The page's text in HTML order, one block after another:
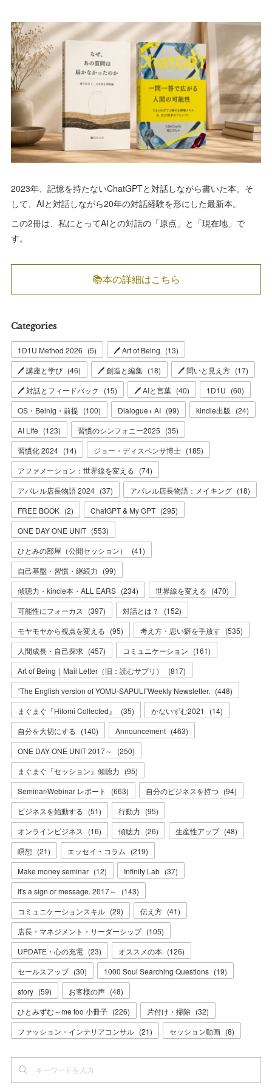
2023年、記憶を持たないChatGPTと対話しながら書いた本。そ
して、AIと対話しながら20年の対話経験を形にした最新本。
この2冊は、私にとってAIとの対話の「原点」と「現在地」で
す。
📚本の詳細はこちら
Categories
1D1U Method 2026 (5) 🖊 Art of Being (13)
🖊 講座と学び (46) 🖊 創造と編集 (18) 🖊 問いと見え方 (17)
🖊 対話とフィードバック
(15) 🖊 AIと言葉 (40) 1D1U (60)
OS・Beinig・前提 (100) Dialogue+ AI (99) kindle出版 (24)
AI Life (123) 習慣のシンフォニー2025 (35)
習慣化 2024 (14) ジョー・ディスペンサ博士 (185)
アファメーション：世界線を変える (74)
アパレル店長物語 2024 (37) アパレル店長物語：メイキング (18)
FREE BOOK (2) ChatGPT & My GPT (295)
ONE DAY ONE UNIT (553)
ひとみの部屋（公開セッション）
(41)
自己基盤・習慣・継続力 (99)
傾聴力・kincle本・ALL EARS (234) 世界線を変える (470)
可能性にフォーカス
(397) 対話とは？ (152)
モヤモヤから視点を変える (95) 考え方・思い癖を手放す (535)
人間成長・自己探求 (457) コミュニケーション (161)
Art of Being｜Mail Letter（旧：読むサプリ）
(817)
“The English version of YOMU-SAPULI”Weekly Newsletter. (448)
まぐまぐ『Hitomi Collected』
(35) かないずむ2021 (14)
自分を大切にする (140) Announcement (463)
ONE DAY ONE UNIT 2017～
(250)
まぐまぐ『セッション』傾聴力 (95)
Seminar/Webinar レポート
(663) 自分のビジネスを持つ (94)
ビジネスを始動する (51) 行動力 (95)
オンラインビジネス
(16) 傾聴力 (26) 生産性アップ (48)
瞑想 (21) エッセイ・コラム (219)
Make money seminar (12) Infinity Lab (37)
It's a sign or message. 2017～
(143)
コミュニケーションスキル (29) 伝え方 (41)
店長・マネジメント・リーダーシップ (105)
UPDATE・心の充電 (23) オススメの本 (126)
セールスアップ (30) 1000 Soul Searching Questions (19)
story (59) お客様の声 (48)
ひとみずむ～me too 小冊子 (226) 片付け・掃除 (32)
ファッション・インテリアコンサル (21) セッション動画 (8)